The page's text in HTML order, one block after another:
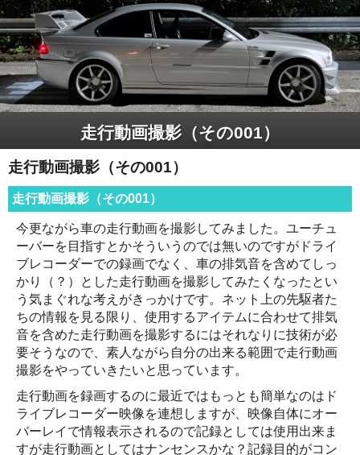
走行動画撮影（その001）
走行動画撮影（その001）
走行動画撮影（その001）
今更ながら車の走行動画を撮影してみました。ユーチュ
ーバーを目指すとかそういうのでは無いのですがドライ
ブレコーダーでの録画でなく、車の排気音を含めてしっ
かり（？）とした走行動画を撮影してみたくなったとい
う気まぐれな考えがきっかけです。ネット上の先駆者た
ちの情報を見る限り、使用するアイテムに合わせて排気
音を含めた走行動画を撮影するにはそれなりに技術が必
要そうなので、素人ながら自分の出来る範囲で走行動画
撮影をやっていきたいと思っています。
走行動画を録画するのに最近ではもっとも簡単なのはド
ライブレコーダー映像を連想しますが、映像自体にオー
バーレイで情報表示されるので記録としては使用出来ま
すが走行動画としてはナンセンスかな？記録目的がコン